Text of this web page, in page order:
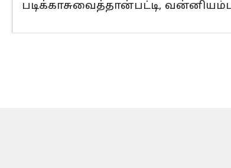
படிக்காசுவைத்தான்பட்டி,